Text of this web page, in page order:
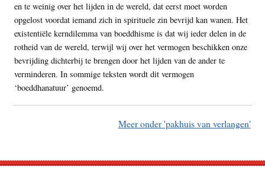
en te weinig over het lijden in de wereld, dat eerst moet worden
opgelost voordat iemand zich in spirituele zin bevrijd kan wanen. Het
existentiële kerndilemma van boeddhisme is dat wij ieder delen in de
rotheid van de wereld, terwijl wij over het vermogen beschikken onze
bevrijding dichterbij te brengen door het lijden van de ander te
verminderen. In sommige teksten wordt dit vermogen
‘boeddhanatuur’ genoemd.
Meer onder 'pakhuis van verlangen'